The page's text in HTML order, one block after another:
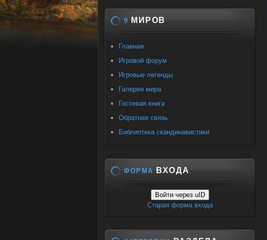
9 МИРОВ
Главная
Игровой форум
Игровые легенды
Галерея мира
Гостевая книга
Обратная связь
Библиотека скандинавистики
ФОРМА ВХОДА
Войти через uID
Старая форма входа